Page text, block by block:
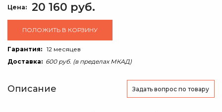
Цена: 20 160 руб.
ПОЛОЖИТЬ В КОРЗИНУ
Гарантия: 12 месяцев
Доставка: 600 руб. (в пределах МКАД)
Описание Задать вопрос по товару